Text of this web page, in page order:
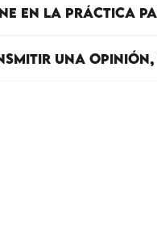
EN LA PRÁCTICA
UNA